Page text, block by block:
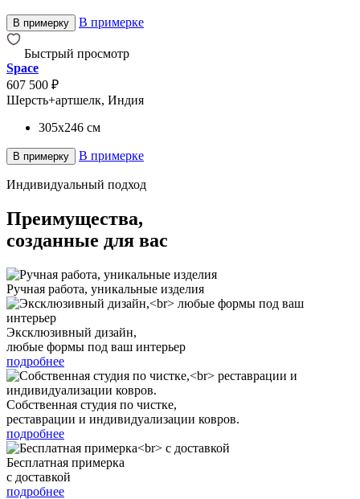
В примерку В примерке
Быстрый просмотр
Space
607 500 ₽
Шерсть+артшелк, Индия
305x246 см
В примерку В примерке
Индивидуальный подход
Преимущества,
созданные для вас
Ручная работа, уникальные изделия
Эксклюзивный дизайн,
любые формы под ваш интерьер
подробнее
Собственная студия по чистке,
реставрации и индивидуализации ковров.
подробнее
Бесплатная примерка
с доставкой
подробнее